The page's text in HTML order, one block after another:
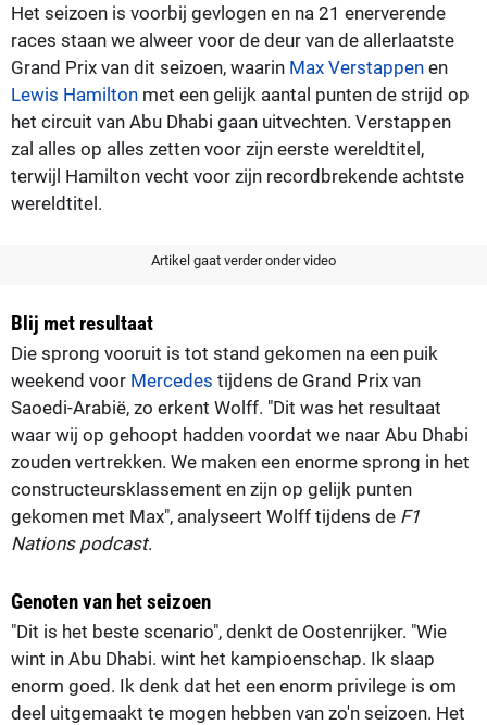
Het seizoen is voorbij gevlogen en na 21 enerverende
races staan we alweer voor de deur van de allerlaatste
Grand Prix van dit seizoen, waarin Max Verstappen en
Lewis Hamilton met een gelijk aantal punten de strijd op
het circuit van Abu Dhabi gaan uitvechten. Verstappen
zal alles op alles zetten voor zijn eerste wereldtitel,
terwijl Hamilton vecht voor zijn recordbrekende achtste
wereldtitel.
Artikel gaat verder onder video
Blij met resultaat
Die sprong vooruit is tot stand gekomen na een puik
weekend voor Mercedes tijdens de Grand Prix van
Saoedi-Arabië, zo erkent Wolff. "Dit was het resultaat
waar wij op gehoopt hadden voordat we naar Abu Dhabi
zouden vertrekken. We maken een enorme sprong in het
constructeursklassement en zijn op gelijk punten
gekomen met Max", analyseert Wolff tijdens de F1
Nations podcast.
Genoten van het seizoen
"Dit is het beste scenario", denkt de Oostenrijker. "Wie
wint in Abu Dhabi. wint het kampioenschap. Ik slaap
enorm goed. Ik denk dat het een enorm privilege is om
deel uitgemaakt te mogen hebben van zo'n seizoen. Het